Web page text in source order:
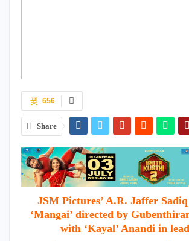
656
Share
JSM Pictures’ A.R. Jaffer
‘Mangai’ directed by
with ‘Kayal’ Anandi in